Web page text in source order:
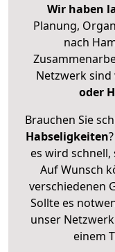
Wir haben
Planung,
nach
Netzwerk sind
oder
Brauchen Sie
Habseligkeiten
es wird
Auf Wunsch
verschiedenen
Sollte es
unser
einem